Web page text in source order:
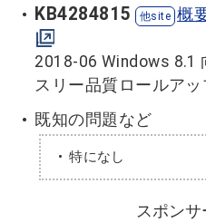
KB4284815 概
2018-06 Windows 8.1
スリー品質ロールアッ
既知の問題など
特になし
スポンサ